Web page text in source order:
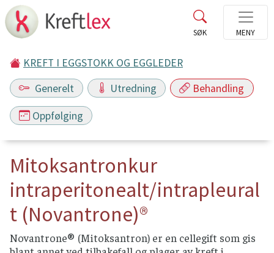
KREFT I EGGSTOKK OG EGGLEDER
Generelt
Utredning Behandling
Oppfølging
Mitoksantronkur
intraperitonealt/intrapleural
t (Novantrone)®
Novantrone® (Mitoksantron) er en cellegift som gis